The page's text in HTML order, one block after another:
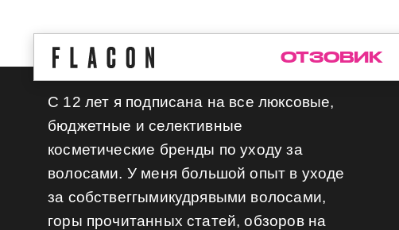
ОТЗОВИК
С 12 лет я подписана на все люксовые,
бюджетные и селективные
косметические бренды по уходу за
волосами. У меня большой опыт в уходе
за собствеггымикудрявыми волосами,
горы прочитанных статей, обзоров на